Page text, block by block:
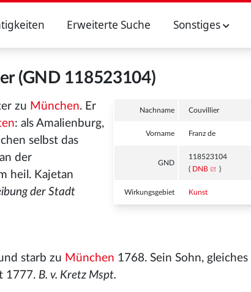
Erweiterte Suche Sonstiges
(GND 118523104)
Nachname Couvillier
Vorname Franz de
GND
118523104
( DNB )
Wirkungsgebiet Kunst
zu München. Er
: als Amalienburg,
selbst das
der
heil. Kajetan
der Stadt
starb zu München 1768. Sein Sohn, gleiches
1777. B. v. Kretz Mspt.